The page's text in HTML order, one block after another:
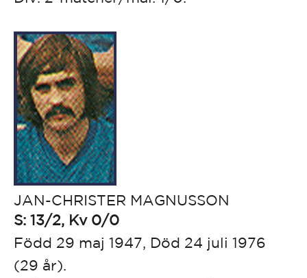
JAN-CHRISTER MAGNUSSON
S: 13/2, Kv 0/0
Född 29 maj 1947, Död 24 juli 1976
(29 år).